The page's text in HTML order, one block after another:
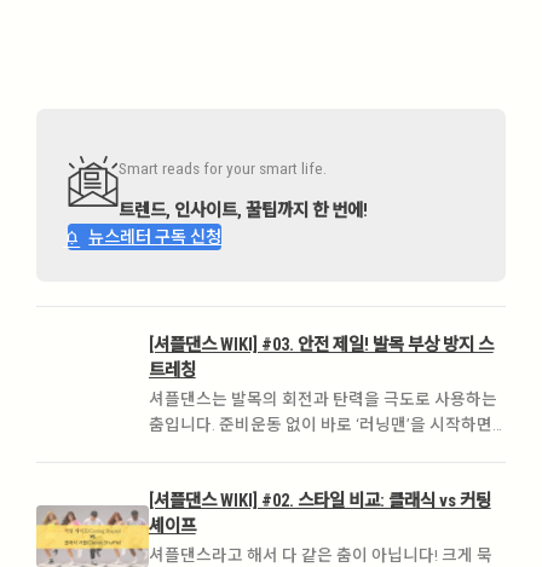
Smart reads for your smart life.
트렌드, 인사이트, 꿀팁까지 한 번에!
뉴스레터 구독 신청
[셔플댄스 WIKI] #03. 안전 제일! 발목 부상 방지 스
트레칭
셔플댄스는 발목의 회전과 탄력을 극도로 사용하는
춤입니다. 준비운동 없이 바로 ‘러닝맨’을 시작하면
소개합니다
[셔플댄스 WIKI] #02. 스타일 비교: 클래식 vs 커팅
셰이프
셔플댄스라고 해서 다 같은 춤이 아닙니다! 크게 묵